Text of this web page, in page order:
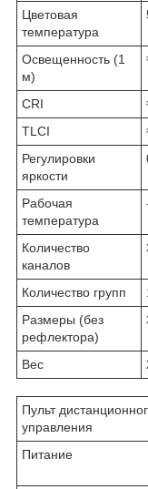
Цветовая
температура
Освещенность (1
м)
CRI
TLCI
Регулировки
яркости
Рабочая
температура
Количество
каналов
Количество групп
Размеры (без
рефлектора)
Вес
Пульт
управления
Питание